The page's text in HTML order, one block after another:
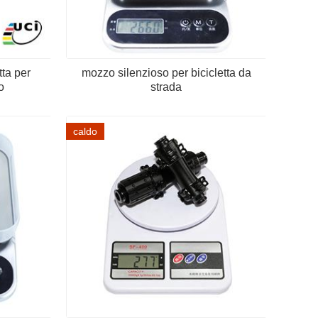
per
mozzo silenzioso per bicicletta da
strada
caldo